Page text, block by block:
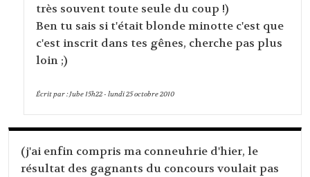
très souvent toute seule du coup !)
Ben tu sais si t'était blonde minotte c'est que
c'est inscrit dans tes gênes, cherche pas plus
loin ;)
Écrit par :Jube15h22- lundi 25octobre 2010
(j'ai enfin compris ma conneuhrie d'hier, le
résultat des gagnants du concours voulait pas